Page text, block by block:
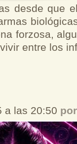
desde que
forzosa,
entre los
a las 20:50